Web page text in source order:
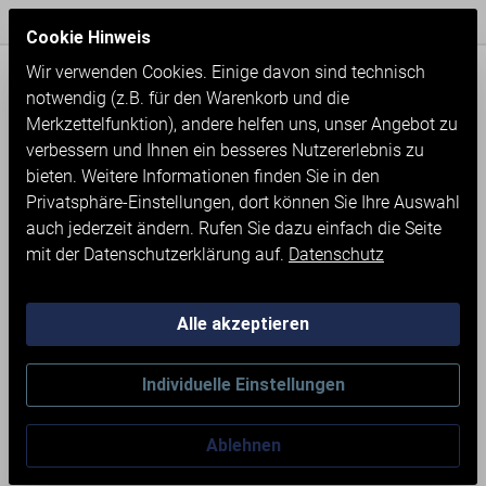
Werkstatteinrichtung
WERKBANK MIT 5 SCHUBLADEN
Cookie Hinweis
Wir verwenden Cookies. Einige davon sind technisch
notwendig (z.B. für den Warenkorb und die
Merkzettelfunktion), andere helfen uns, unser Angebot zu
verbessern und Ihnen ein besseres Nutzererlebnis zu
bieten. Weitere Informationen finden Sie in den
Privatsphäre-Einstellungen, dort können Sie Ihre Auswahl
auch jederzeit ändern. Rufen Sie dazu einfach die Seite
mit der Datenschutzerklärung auf. Datenschutz
Individuelle Einstellungen
Ablehnen
Alle akzeptieren